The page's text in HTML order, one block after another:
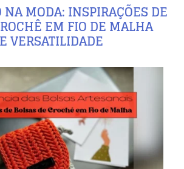
NA MODA: INSPIRAÇÕES DE
EM FIO DE MALHA
VERSATILIDADE